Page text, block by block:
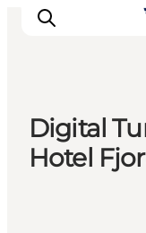
Det sker
Oplevelser
Digital
Hotel